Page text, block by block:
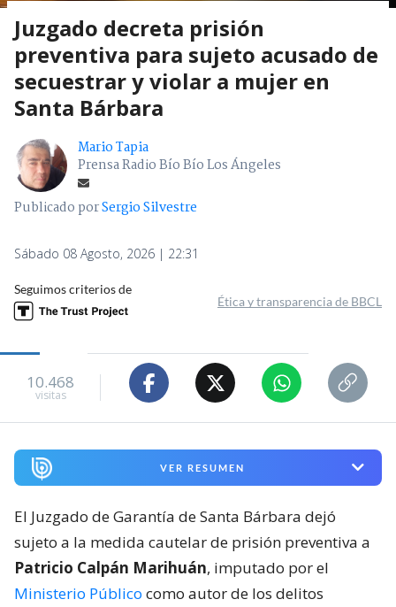
Juzgado decreta prisión
preventiva para sujeto acusado de
secuestrar y violar a mujer en
Santa Bárbara
Mario Tapia
Prensa Radio Bío Bío Los Ángeles
Publicado porSergio Silvestre
Sábado 08 Agosto, 2026 | 22:31
Seguimos criterios de
Ética y transparencia de BBCL
10.468
visitas
VER RESUMEN
El Juzgado de Garantía de Santa Bárbara dejó
sujeto a la medida cautelar de prisión preventiva a
Patricio Calpán Marihuán, imputado por el
Ministerio Público como autor de los delitos